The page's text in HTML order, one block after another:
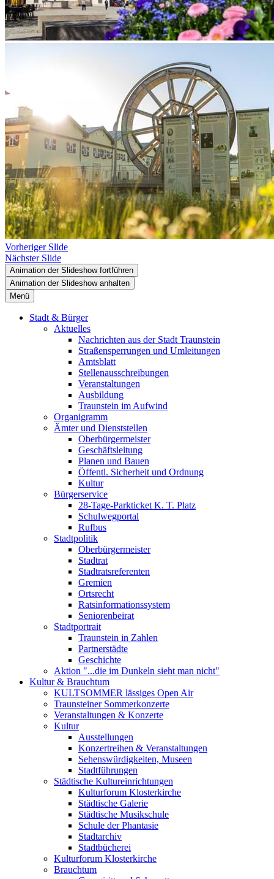
Vorheriger Slide
Nächster Slide
Animation der Slideshow fortführen
Animation der Slideshow anhalten
Menü
Stadt & Bürger
Aktuelles
Nachrichten aus der Stadt Traunstein
Straßensperrungen und Umleitungen
Amtsblatt
Stellenausschreibungen
Veranstaltungen
Ausbildung
Traunstein im Aufwind
Organigramm
Ämter und Dienststellen
Oberbürgermeister
Geschäftsleitung
Planen und Bauen
Öffentl. Sicherheit und Ordnung
Kultur
Bürgerservice
28-Tage-Parkticket K. T. Platz
Schulwegportal
Rufbus
Stadtpolitik
Oberbürgermeister
Stadtrat
Stadtratsreferenten
Gremien
Ortsrecht
Ratsinformationssystem
Seniorenbeirat
Stadtportrait
Traunstein in Zahlen
Partnerstädte
Geschichte
Aktion "...die im Dunkeln sieht man nicht"
Kultur & Brauchtum
KULTSOMMER lässiges Open Air
Traunsteiner Sommerkonzerte
Veranstaltungen & Konzerte
Kultur
Ausstellungen
Konzertreihen & Veranstaltungen
Sehenswürdigkeiten, Museen
Stadtführungen
Städtische Kultureinrichtungen
Kulturforum Klosterkirche
Städtische Galerie
Städtische Musikschule
Schule der Phantasie
Stadtarchiv
Stadtbücherei
Kulturforum Klosterkirche
Brauchtum